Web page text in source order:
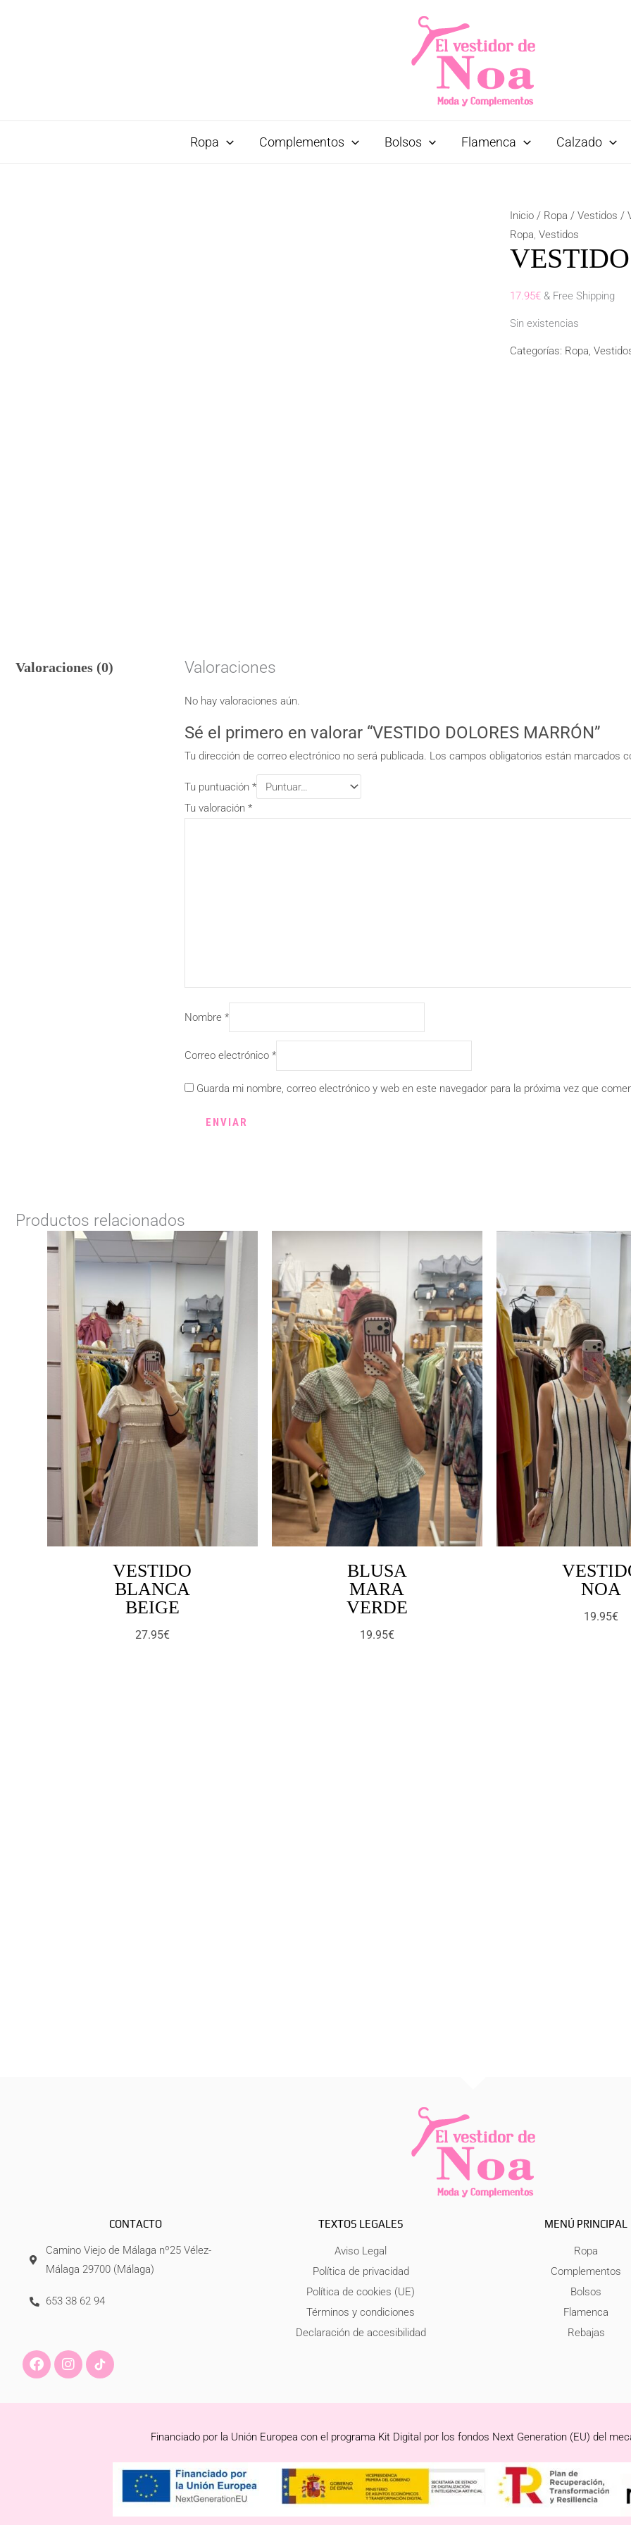
Ropa Complementos Bolsos Flamenca Calzado
Inicio / Ropa / Vestidos /
Ropa, Vestidos
17.95€ & Free Shipping
Sin existencias
Categorías: Ropa,
Valoraciones (0) Valoraciones
No hay valoraciones aún.
Sé el primero en valorar “VESTIDO DOLORES MARRÓN”
Tu dirección de correo electrónico no será publicada. Los campos obligatorios están marcados
Tu puntuación *
Tu valoración *
Nombre *
Correo electrónico *
Guarda mi nombre, correo electrónico y web en este navegador para la próxima vez que
Productos relacionados
VESTIDO
BLANCA
BEIGE
27.95€
BLUSA
MARA
VERDE
19.95€
NOA
19.95€
CONTACTO
Camino Viejo de Málaga nº25 Vélez-
Málaga 29700 (Málaga)
653 38 62 94
TEXTOS LEGALES
Aviso Legal
Política de privacidad
Política de cookies (UE)
Términos y condiciones
Declaración de accesibilidad
MENÚ PRINCIPAL
Ropa
Complementos
Bolsos
Flamenca
Rebajas
F
a
e
I
n
t
Financiado por la Unión Europea con el programa Kit Digital por los fondos Next Generation (EU) del